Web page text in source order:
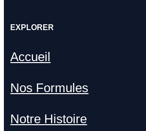
EXPLORER
Accueil
Nos Formules
Notre Histoire